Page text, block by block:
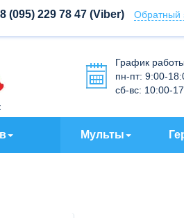
(095) 229 78 47(Viber) Обратный
График работы
пн-пт: 9:00-
сб-вс: 10:00-
Мульты